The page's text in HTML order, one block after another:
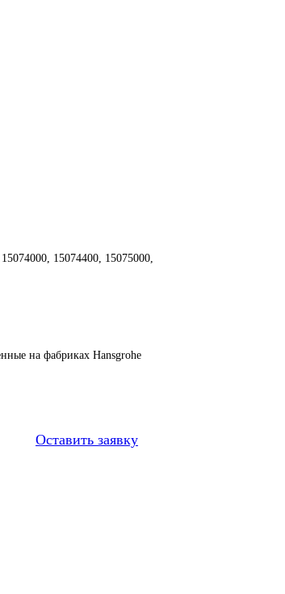
15074400, 15075000,
на фабриках Hansgrohe
Оставить заявку